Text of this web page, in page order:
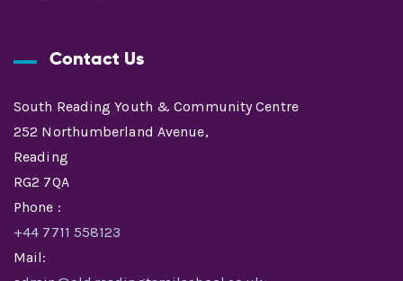
Contact Us
South Reading Youth & Community Centre
252 Northumberland Avenue,
Reading
RG2 7QA
Phone :
+44 7711 558123
Mail: